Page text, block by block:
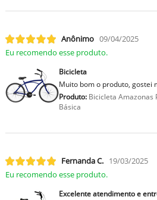
Anônimo 09/04/2025
Eu recomendo esse produto.
Bicicleta
Muito bom o produto, gostei
Produto:Bicicleta Amazonas
Básica
Fernanda C. 19/03/2025
Eu recomendo esse produto.
Excelente atendimento e